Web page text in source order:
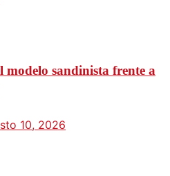
sandinista frente a
10, 2026